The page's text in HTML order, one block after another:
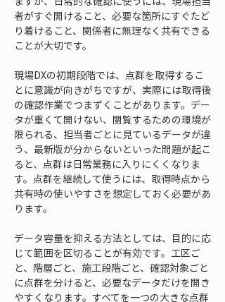
者がすぐ開けること、必要な箇所にすぐたど
り着けること、関係者に無理なく共有できる
ことが大切です。
現場DXの初期段階では、点群を取得するこ
とに意識が向きがちですが、実際には取得後
の確認作業でつまずくことがあります。デー
タが重くて開けない、閲覧するための環境が
限られる、担当者ごとに見ているデータが違
う、最新版が分からないといった問題が起こ
ると、点群は日常業務に入りにくくなりま
す。点群を継続して使うには、取得時点から
共有時の使いやすさを想定しておく必要があ
ります。
データ容量を抑える方法としては、目的に応
じて範囲を区切ることが有効です。工区ご
と、階層ごと、施工段階ごと、確認対象ごと
に点群を分けると、必要なデータだけを開き
やすくなります。すべてを一つの大きな点群